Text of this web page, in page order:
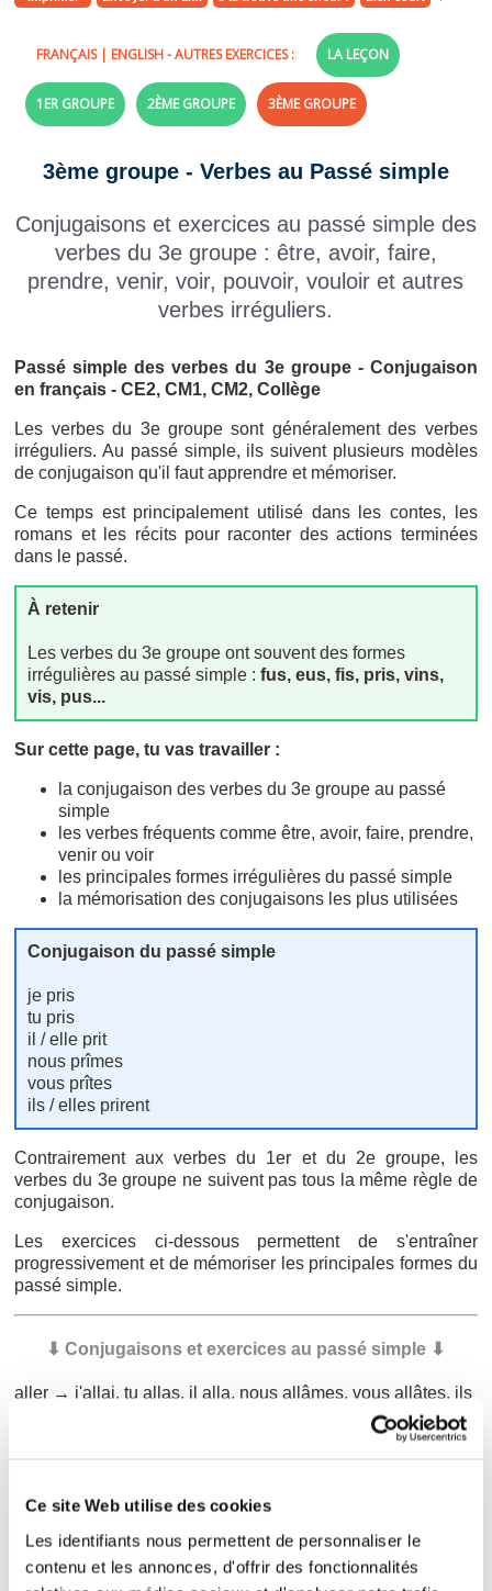
Ce site Web utilise des cookies
Les identifiants nous permettent de personnaliser le
contenu et les annonces, d'offrir des fonctionnalités
FRANÇAIS| ENGLISH- AUTRES EXERCICES : LA LEÇON
1ER GROUPE 2ÈME GROUPE 3ÈME GROUPE
3ème groupe - Verbes au Passé simple
Conjugaisons et exercices au passé simple des
verbes du 3e groupe : être, avoir, faire,
prendre, venir, voir, pouvoir, vouloir et autres
verbes irréguliers.
Passé simple des verbes du 3e groupe - Conjugaison
en français - CE2, CM1, CM2, Collège
Les verbes du 3e groupe sont généralement des verbes
irréguliers. Au passé simple, ils suivent plusieurs modèles
de conjugaison qu'il faut apprendre et mémoriser.
Ce temps est principalement utilisé dans les contes, les
romans et les récits pour raconter des actions terminées
dans le passé.
À retenir
Les verbes du 3e groupe ont souvent des formes
irrégulières au passé simple :fus, eus, fis, pris, vins,
vis, pus...
Sur cette page, tu vas travailler :
la conjugaison des verbes du 3e groupe au passé
simple
les verbes fréquents comme être, avoir, faire, prendre,
venir ou voir
les principales formes irrégulières du passé simple
la mémorisation des conjugaisons les plus utilisées
Conjugaison du passé simple
je pris
tu pris
il / elle prit
nous prîmes
vous prîtes
ils / elles prirent
Contrairement aux verbes du 1er et du 2e groupe, les
verbes du 3e groupe ne suivent pas tous la même règle de
conjugaison.
Les exercices ci-dessous permettent de s'entraîner
progressivement et de mémoriser les principales formes du
passé simple.
⬇ Conjugaisons et exercices au passé simple ⬇
aller → j'allai, tu allas, il alla, nous allâmes, vous allâtes, ils
eurent
boire → je bus, tu bus, il but, nous bûmes, vous bûtes, ils
burent